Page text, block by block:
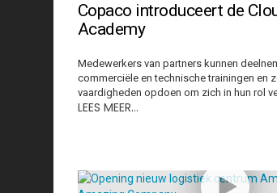
Copaco introduceert de
Academy
Medewerkers van partners kunnen
commerciële en technische trainingen en
vaardigheden opdoen om zich in hun rol
LEES MEER…